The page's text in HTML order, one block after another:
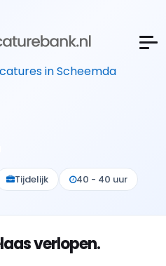
in Scheemda
Tijdelijk 40 - 40 uur
verlopen.